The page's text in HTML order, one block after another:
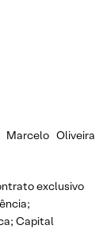
Oliveira
exclusivo
Capital